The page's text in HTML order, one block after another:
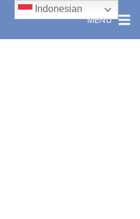
MENU
Indonesian